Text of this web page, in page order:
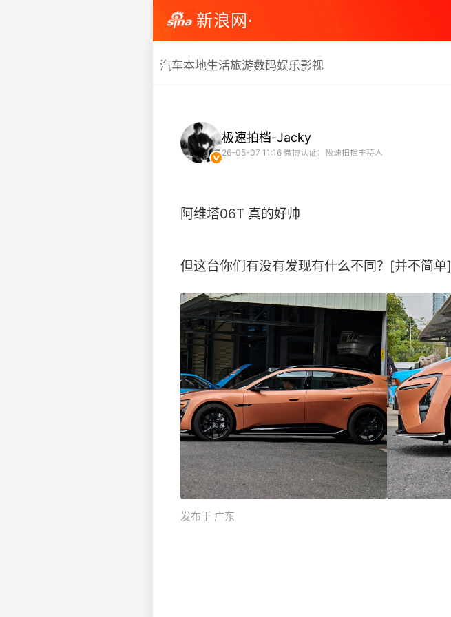
新浪网·
汽车本地生活旅游数码娱乐影视
极速拍档-Jacky
26-05-07 11:16 微博认证：极速拍挡主持人
阿维塔06T 真的好帅
但这台你们有没有发现有什么不同？[并不简单] ​
发布于 广东